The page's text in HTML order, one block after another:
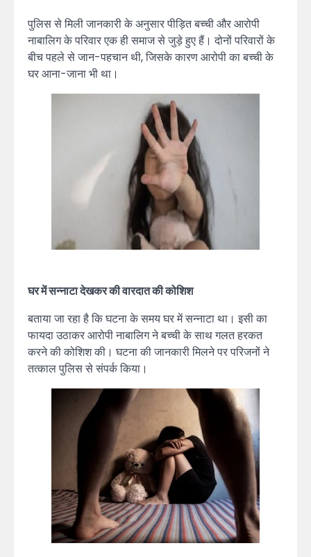
पुलिस से मिली जानकारी के अनुसार पीड़ित बच्ची और आरोपी
नाबालिग के परिवार एक ही समाज से जुड़े हुए हैं। दोनों परिवारों के
बीच पहले से जान-पहचान थी, जिसके कारण आरोपी का बच्ची के
घर आना-जाना भी था।
घर में सन्नाटा देखकर की वारदात की कोशिश
बताया जा रहा है कि घटना के समय घर में सन्नाटा था। इसी का
फायदा उठाकर आरोपी नाबालिग ने बच्ची के साथ गलत हरकत
करने की कोशिश की। घटना की जानकारी मिलने पर परिजनों ने
तत्काल पुलिस से संपर्क किया।